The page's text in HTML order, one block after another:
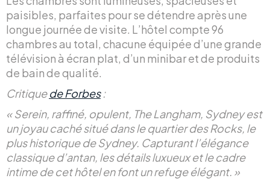
paisibles, parfaites pour se détendre après une
longue journée de visite. L’hôtel compte 96
chambres au total, chacune équipée d’une grande
télévision à écran plat, d’un minibar et de produits
de bain de qualité.
Critiquede Forbes:
« Serein, raffiné, opulent, The Langham, Sydney est
un joyau caché situé dans le quartier des Rocks, le
plus historique de Sydney. Capturant l’élégance
classique d’antan, les détails luxueux et le cadre
intime de cet hôtel en font un refuge élégant. »